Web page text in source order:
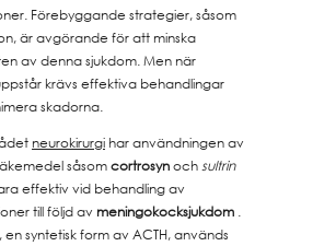
Förebyggande strategier, såsom
är avgörande för att minska
av denna sjukdom. Men när
krävs effektiva behandlingar
skadorna.
neurokirurgi har användningen av
såsomcortrosynochsultrin
effektiv vid behandling av
till följd av meningokocksjukdom .
en syntetisk form av ACTH, används